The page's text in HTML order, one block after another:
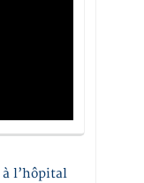
à l’hôpital